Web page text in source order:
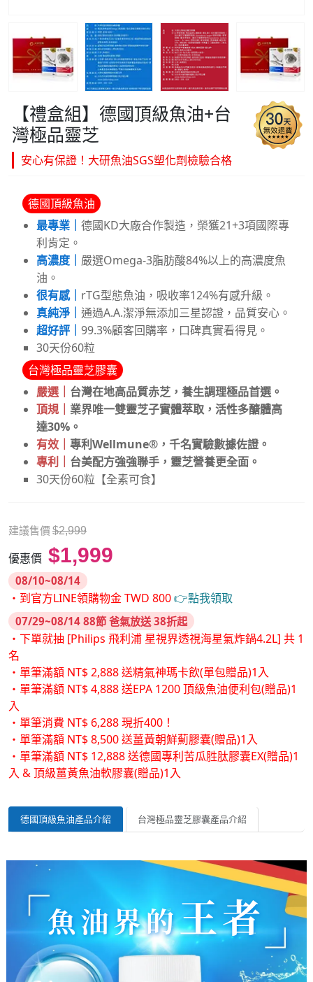
【禮盒組】德國頂級魚油+台
灣極品靈芝
安心有保證！大研魚油SGS塑化劑檢驗合格
德國頂級魚油
最專業｜ 德國KD大廠合作製造，榮獲21+3項國際專
利肯定。
高濃度｜ 嚴選Omega-3脂肪酸84%以上的高濃度魚
油。
很有感｜ rTG型態魚油，吸收率124%有感升級。
真純淨｜ 通過A.A.潔淨無添加三星認證，品質安心。
超好評｜ 99.3%顧客回購率，口碑真實看得見。
30天份60粒
台灣極品靈芝膠囊
嚴選｜ 台灣在地高品質赤芝，養生調理極品首選。
頂規｜ 業界唯一雙靈芝子實體萃取，活性多醣體高
達30%。
有效｜ 專利Wellmune®，千名實驗數據佐證。
專利｜ 台美配方強強聯手，靈芝營養更全面。
30天份60粒【全素可食】
建議售價 $2,999
優惠價 $1,999
08/10~08/14
・到官方LINE領購物金 TWD 800👉點我領取
07/29~08/14 88節 爸氣放送 38折起
・下單就抽 [Philips 飛利浦 星視界透視海星氣炸鍋4.2L] 共 1
名
・單筆滿額 NT$ 2,888 送精氣神瑪卡飲(單包贈品)1入
・單筆滿額 NT$ 4,888 送EPA 1200 頂級魚油便利包(贈品)1
入
・單筆消費 NT$ 6,288 現折400！
・單筆滿額 NT$ 8,500 送薑黃朝鮮薊膠囊(贈品)1入
・單筆滿額 NT$ 12,888 送德國專利苦瓜胜肽膠囊EX(贈品)1
入 & 頂級薑黃魚油軟膠囊(贈品)1入
德國頂級魚油產品介紹 台灣極品靈芝膠囊產品介紹
魚油界的王者